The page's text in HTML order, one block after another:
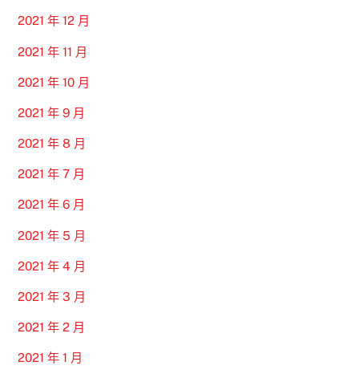
2021 年 12 月
2021 年 11 月
2021 年 10 月
2021 年 9 月
2021 年 8 月
2021 年 7 月
2021 年 6 月
2021 年 5 月
2021 年 4 月
2021 年 3 月
2021 年 2 月
2021 年 1 月